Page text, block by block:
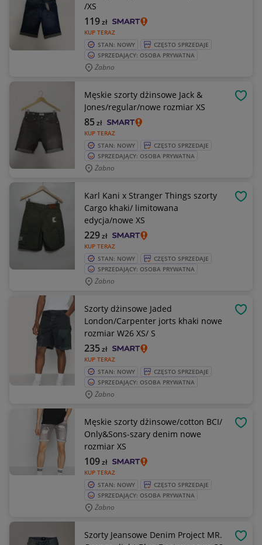
/XS
KUP TERAZ
119zł
STAN: NOWY
CZĘSTO SPRZEDAJE
SPRZEDAJĄCY: OSOBA PRYWATNA
Żabno
Męskie szorty dżinsowe Jack &
Jones/regular/nowe rozmiar XS
KUP TERAZ
85zł
STAN: NOWY
CZĘSTO SPRZEDAJE
SPRZEDAJĄCY: OSOBA PRYWATNA
Żabno
Karl Kani x Stranger Things szorty
Cargo khaki/ limitowana
edycja/nowe XS
KUP TERAZ
229zł
STAN: NOWY
CZĘSTO SPRZEDAJE
SPRZEDAJĄCY: OSOBA PRYWATNA
Żabno
Szorty dżinsowe Jaded
London/Carpenter jorts khaki nowe
rozmiar W26 XS/ S
KUP TERAZ
235zł
STAN: NOWY
CZĘSTO SPRZEDAJE
SPRZEDAJĄCY: OSOBA PRYWATNA
Żabno
Męskie szorty dżinsowe/cotton BCI/
Only&Sons-szary denim nowe
rozmiar XS
KUP TERAZ
109zł
STAN: NOWY
CZĘSTO SPRZEDAJE
SPRZEDAJĄCY: OSOBA PRYWATNA
Żabno
Szorty Jeansowe Denim Project MR.